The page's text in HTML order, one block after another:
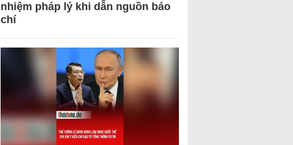
nhiệm pháp lý khi dẫn nguồn báo
chí